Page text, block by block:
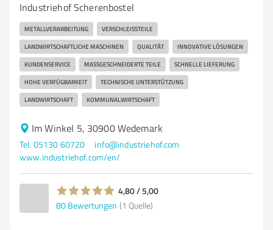
Industriehof Scherenbostel
METALLVERARBEITUNG VERSCHLEISSTEILE
LANDWIRTSCHAFTLICHE MASCHINEN QUALITÄT INNOVATIVE LÖSUNGEN
KUNDENSERVICE MASSGESCHNEIDERTE TEILE SCHNELLE LIEFERUNG
HOHE VERFÜGBARKEIT TECHNISCHE UNTERSTÜTZUNG
LANDWIRTSCHAFT KOMMUNALWIRTSCHAFT
Im Winkel 5, 30900 Wedemark
Tel. 05130 60720
info@industriehof.com
www.industriehof.com/en/
4,80 / 5,00
80 Bewertungen (1 Quelle)